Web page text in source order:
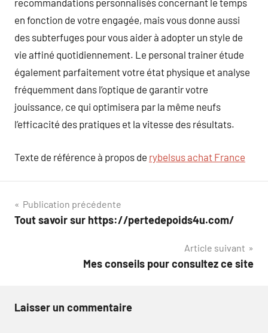
recommandations personnalisés concernant le temps
en fonction de votre engagée, mais vous donne aussi
des subterfuges pour vous aider à adopter un style de
vie affiné quotidiennement. Le personal trainer étude
également parfaitement votre état physique et analyse
fréquemment dans l’optique de garantir votre
jouissance, ce qui optimisera par la même neufs
l’efficacité des pratiques et la vitesse des résultats.
Texte de référence à propos de rybelsus achat France
Navigation
de
Publication précédente
Tout savoir sur https://pertedepoids4u.com/
Article suivant
Mes conseils pour consultez ce site
Laisser un commentaire